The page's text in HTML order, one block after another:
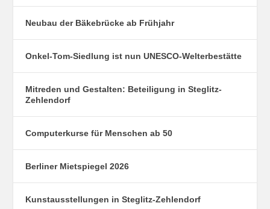
Neubau der Bäkebrücke ab Frühjahr
Onkel-Tom-Siedlung ist nun UNESCO-Welterbestätte
Mitreden und Gestalten: Beteiligung in Steglitz-
Zehlendorf
Computerkurse für Menschen ab 50
Berliner Mietspiegel 2026
Kunstausstellungen in Steglitz-Zehlendorf